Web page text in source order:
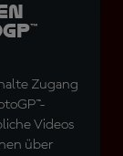
Zugang
Videos
über